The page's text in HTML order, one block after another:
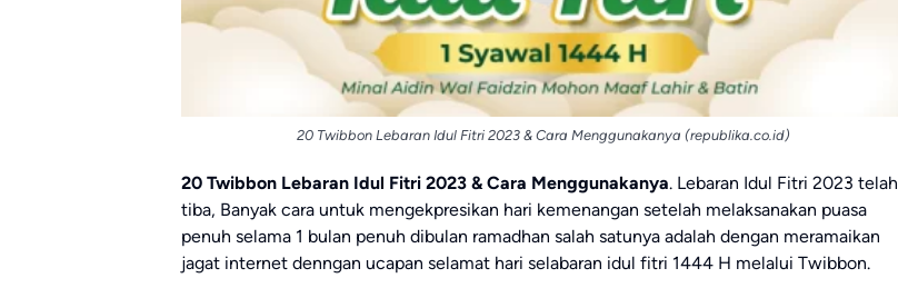
20 Twibbon Lebaran Idul Fitri 2023 & Cara Menggunakanya (republika.co.id)
20 Twibbon Lebaran Idul Fitri 2023 & Cara Menggunakanya. Lebaran Idul Fitri 2023 telah
tiba, Banyak cara untuk mengekpresikan hari kemenangan setelah melaksanakan puasa
penuh selama 1 bulan penuh dibulan ramadhan salah satunya adalah dengan meramaikan
jagat internet denngan ucapan selamat hari selabaran idul fitri 1444 H melalui Twibbon.